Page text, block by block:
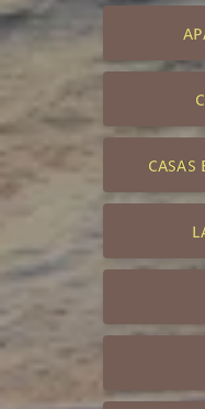
CASAS